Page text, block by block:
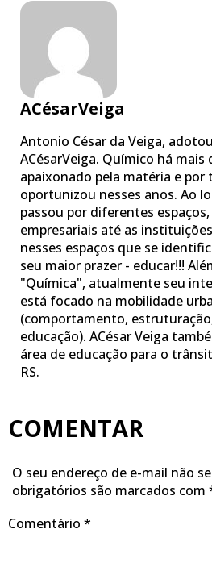
ACésarVeiga
Antonio César da Veiga,
ACésarVeiga. Químico há mais
apaixonado pela matéria e por
oportunizou nesses anos. Ao
passou por diferentes
empresariais até as
nesses espaços que se
seu maior prazer - educar!!!
"Química", atualmente seu
está focado na mobilidade
(comportamento,
educação). ACésar Veiga
área de educação para o
RS.
COMENTAR
O seu endereço de e-mail não
obrigatórios são marcados com
Comentário *